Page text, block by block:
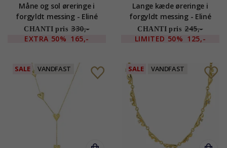
Måne og sol øreringe i
forgyldt messing - Eliné
CHANTI pris 330,-
EXTRA 50% 165,-
Lange kæde øreringe i
forgyldt messing - Eliné
CHANTI pris 245,-
LIMITED 50% 125,-
SALE VANDFAST SALE VANDFAST